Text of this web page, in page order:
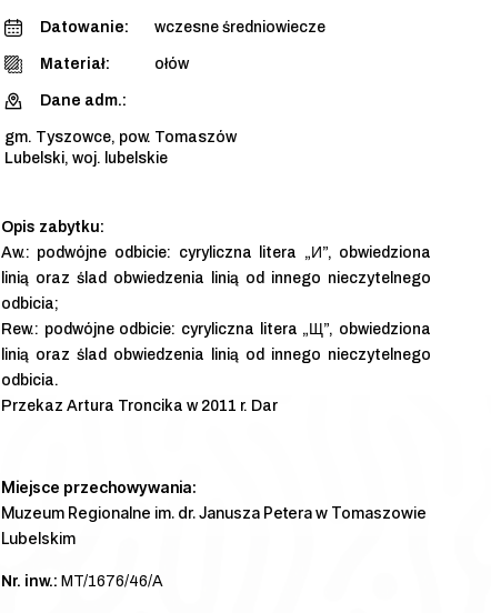
Datowanie: wczesne średniowiecze
Materiał: ołów
Dane adm.:
gm. Tyszowce, pow. Tomaszów
Lubelski, woj. lubelskie
Aw.: podwójne odbicie: cyryliczna litera „И”, obwiedziona
linią oraz ślad obwiedzenia linią od innego nieczytelnego
odbicia;
Rew.: podwójne odbicie: cyryliczna litera „Щ”, obwiedziona
linią oraz ślad obwiedzenia linią od innego nieczytelnego
odbicia.
Przekaz Artura Troncika w 2011 r. Dar
Miejsce przechowywania:
Muzeum Regionalne im. dr. Janusza Petera w Tomaszowie
Lubelskim
Nr. inw.: MT/1676/46/A